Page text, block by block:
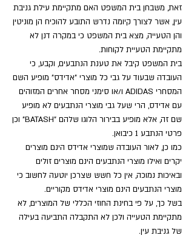
זאת, משבחן בית המשפט האם מתקיימת עילת גניבת
עין, אשר לצורך קיומה נדרש התובע להוכיח הן מוניטין
והן הטעייה, מצא בית המשפט כי במקרה דנן לא
מתקיימת הטעיית לקוחות.
בית המשפט קיבל את טענת הנתבעים, וקבע, כי
העובדה שבעוד על גבי כל מוצרי "אדידס" מופיע השם
המסחרי ADIDAS ו/או סימני מסחר אחרים המזוהים
עם אדידס, הרי שעל גבי מוצרי הנתבעים לא מופיע
שם זה, אלא מופיע בבירור הלוגו שלהם "BATASH" וכן
פרטי הנתבע 1 כיבואן.
כמו כן, לאור העובדה שמוצרי אדידס הינם מוצרים
יקרים ואילו מוצרי הנתבעים הינם מוצרים זולים
ובאיכות נמוכה, אין כל חשש שצרכן יוטעה לחשוב כי
מוצרי הנתבעים הינם מוצרי אדידס מקוריים.
בשל כך, על פי בחינת החוזי הכללי של המוצרים, לא
מתקיימת הטעייה ולכן לא התקבלה התביעה בעילה
של גניבת עין.